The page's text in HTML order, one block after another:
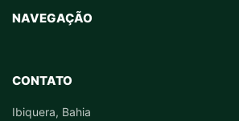
NAVEGAÇÃO
CONTATO
Ibiquera, Bahia